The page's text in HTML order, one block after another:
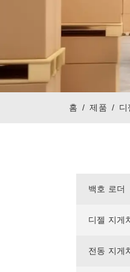
홈 제품 디
백호 로더
디젤 지게
전동 지게